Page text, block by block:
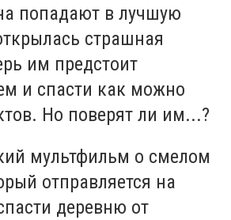
попадают в лучшую
страшная
им предстоит
и спасти как можно
Но поверят ли им...?
мультфильм о смелом
отправляется на
деревню от